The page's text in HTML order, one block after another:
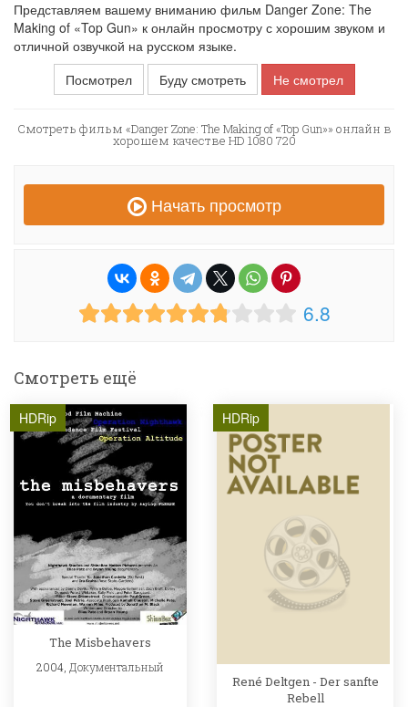
Представляем вашему вниманию фильм Danger Zone: The
Making of «Top Gun» к онлайн просмотру с хорошим звуком и
отличной озвучкой на русском языке.
Посмотрел
Буду смотреть Не смотрел
Смотреть фильм «Danger Zone: The Making of «Top Gun»» онлайн в
хорошем качестве HD 1080 720
Начать просмотр
6.8
Смотреть ещё
HDRip
The Misbehavers
2004, Документальный
HDRip
René Deltgen - Der sanfte
Rebell